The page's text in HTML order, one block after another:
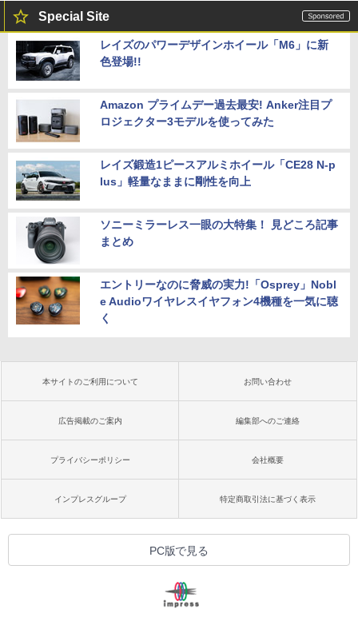
Special Site
レイズのパワーデザインホイール「M6」に新
色登場!!
Amazon プライムデー過去最安! Anker注目プ
ロジェクター3モデルを使ってみた
レイズ鍛造1ピースアルミホイール「CE28 N-p
lus」軽量なままに剛性を向上
ソニーミラーレス一眼の大特集！ 見どころ記事
まとめ
エントリーなのに脅威の実力!「Osprey」Nobl
e Audioワイヤレスイヤフォン4機種を一気に聴
く
本サイトのご利用について お問い合わせ
広告掲載のご案内 編集部へのご連絡
プライバシーポリシー 会社概要
インプレスグループ 特定商取引法に基づく表示
PC版で見る